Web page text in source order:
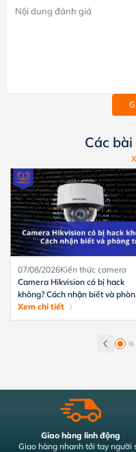
Các
07/08/2026Kiến thức camera
Camera Hikvision có bị hack
không? Cách nhận biết và
tránh hiệu quả
Xem chi tiết
Giao hàng linh động
Giao hàng nhanh tới tay người